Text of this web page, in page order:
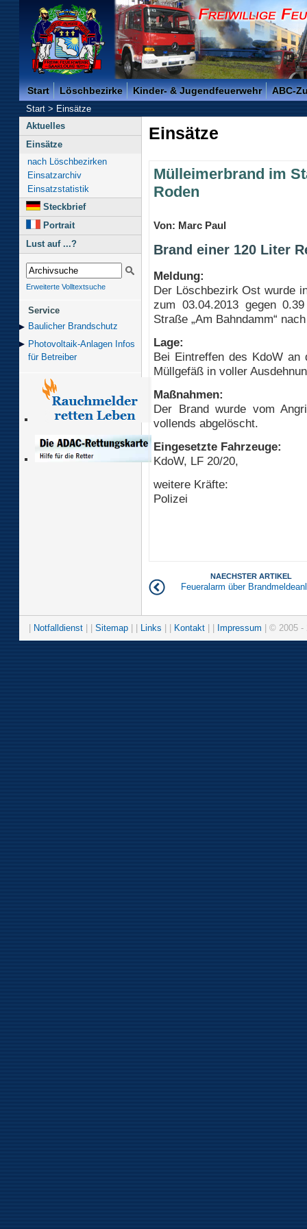
Freiwillige Feuerwehr der Kreisstadt Saarlouis -
Start Löschbezirke Kinder- & Jugendfeuerwehr ABC-
Start>Einsätze
Aktuelles
Einsätze
nach Löschbezirken
Einsatzarchiv
Einsatzstatistik
Steckbrief
Portrait
Lust auf ...?
Erweiterte Volltextsuche
Service
Baulicher Brand­schutz
Photovoltaik-Anlagen Infos
für Betreiber
Einsätze
Mülleimerbrand im
Roden
Von: Marc Paul
Brand einer 120 Liter
Meldung:
Der Löschbezirk Ost wurde
zum 03.04.2013 gegen
Straße „Am Bahndamm“
Lage:
Bei Eintreffen des KdoW
Müllgefäß in voller
Maßnahmen:
Der Brand wurde vom
vollends abgelöscht.
Eingesetzte Fahrzeuge:
KdoW, LF 20/20,
weitere Kräfte:
Polizei
NAECHSTER ARTIKEL
Feueralarm über
Notfalldienst Sitemap Links Kontakt Impressum | © 2005 -